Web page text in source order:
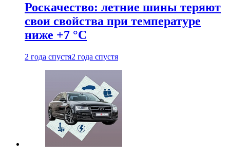
Роскачество: летние шины теряют
свои свойства при температуре
ниже +7 °C
2 года спустя2 года спустя